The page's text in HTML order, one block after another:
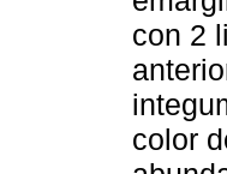
con 2
color